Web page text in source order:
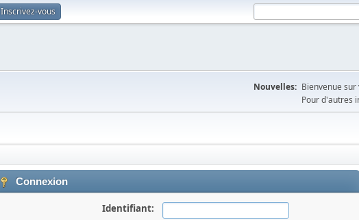
Inscrivez-vous
Nouvelles: Bienvenue
Pour d'autres
Connexion
Identifiant: